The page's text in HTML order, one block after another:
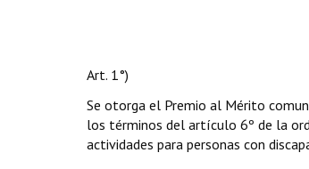
Art. 1°)
Se otorga el Premio al Mérito
los términos del artículo 6º de la
actividades para personas con